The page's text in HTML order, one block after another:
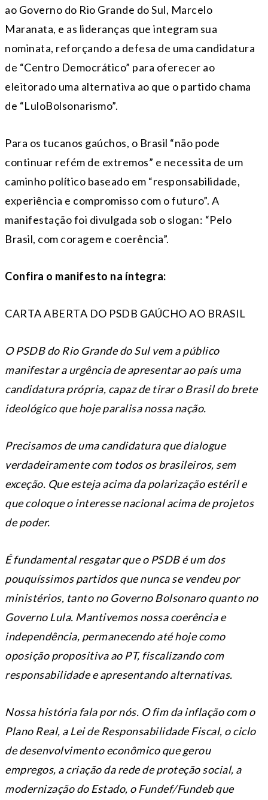
ao Governo do Rio Grande do Sul, Marcelo
Maranata, e as lideranças que integram sua
nominata, reforçando a defesa de uma candidatura
de “Centro Democrático” para oferecer ao
eleitorado uma alternativa ao que o partido chama
de “LuloBolsonarismo”.
Para os tucanos gaúchos, o Brasil “não pode
continuar refém de extremos” e necessita de um
caminho político baseado em “responsabilidade,
experiência e compromisso com o futuro”. A
manifestação foi divulgada sob o slogan: “Pelo
Brasil, com coragem e coerência”.
Confira o manifesto na íntegra:
CARTA ABERTA DO PSDB GAÚCHO AO BRASIL
O PSDB do Rio Grande do Sul vem a público
manifestar a urgência de apresentar ao país uma
candidatura própria, capaz de tirar o Brasil do brete
ideológico que hoje paralisa nossa nação.
Precisamos de uma candidatura que dialogue
verdadeiramente com todos os brasileiros, sem
exceção. Que esteja acima da polarização estéril e
que coloque o interesse nacional acima de projetos
de poder.
É fundamental resgatar que o PSDB é um dos
pouquíssimos partidos que nunca se vendeu por
ministérios, tanto no Governo Bolsonaro quanto no
Governo Lula. Mantivemos nossa coerência e
independência, permanecendo até hoje como
oposição propositiva ao PT, fiscalizando com
responsabilidade e apresentando alternativas.
Nossa história fala por nós. O fim da inflação com o
Plano Real, a Lei de Responsabilidade Fiscal, o ciclo
de desenvolvimento econômico que gerou
empregos, a criação da rede de proteção social, a
modernização do Estado, o Fundef/Fundeb que